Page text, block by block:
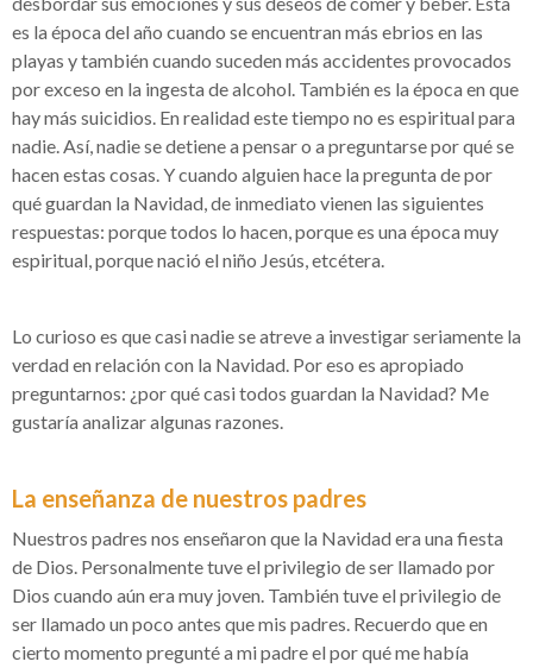
es la época del año cuando se encuentran más ebrios en las
playas y también cuando suceden más accidentes provocados
por exceso en la ingesta de alcohol. También es la época en que
hay más suicidios. En realidad este tiempo no es espiritual para
nadie. Así, nadie se detiene a pensar o a preguntarse por qué se
hacen estas cosas. Y cuando alguien hace la pregunta de por
qué guardan la Navidad, de inmediato vienen las siguientes
respuestas: porque todos lo hacen, porque es una época muy
espiritual, porque nació el niño Jesús, etcétera.
Lo curioso es que casi nadie se atreve a investigar seriamente la
verdad en relación con la Navidad. Por eso es apropiado
preguntarnos: ¿por qué casi todos guardan la Navidad? Me
gustaría analizar algunas razones.
La enseñanza de nuestros padres
Nuestros padres nos enseñaron que la Navidad era una fiesta
de Dios. Personalmente tuve el privilegio de ser llamado por
Dios cuando aún era muy joven. También tuve el privilegio de
ser llamado un poco antes que mis padres. Recuerdo que en
cierto momento pregunté a mi padre el por qué me había